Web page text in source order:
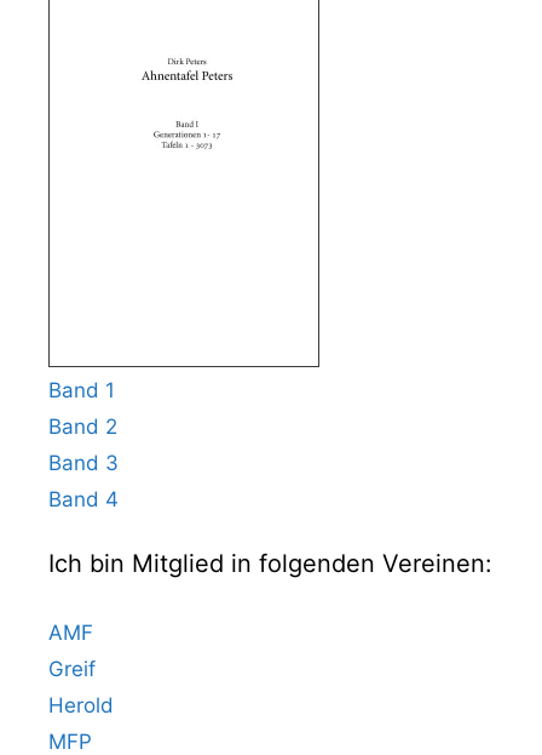
Band 1
Band 2
Band 3
Band 4
Ich bin Mitglied in folgenden Vereinen:
AMF
Greif
Herold
MFP